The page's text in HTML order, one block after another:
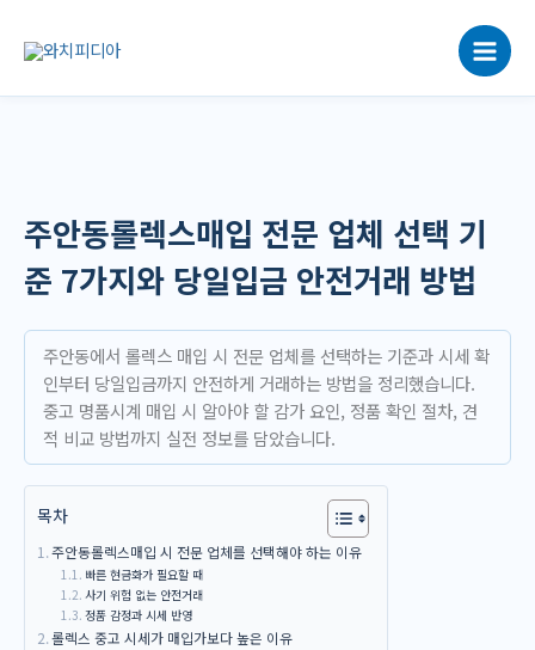
로
주안동롤렉스매입 전문 업체 선택 기
준 7가지와 당일입금 안전거래 방법
주안동에서 롤렉스 매입 시 전문 업체를 선택하는 기준과 시세 확
인부터 당일입금까지 안전하게 거래하는 방법을 정리했습니다.
중고 명품시계 매입 시 알아야 할 감가 요인, 정품 확인 절차, 견
적 비교 방법까지 실전 정보를 담았습니다.
목차
주안동롤렉스매입 시 전문 업체를 선택해야 하는 이유
빠른 현금화가 필요할 때
사기 위험 없는 안전거래
정품 감정과 시세 반영
롤렉스 중고 시세가 매입가보다 높은 이유